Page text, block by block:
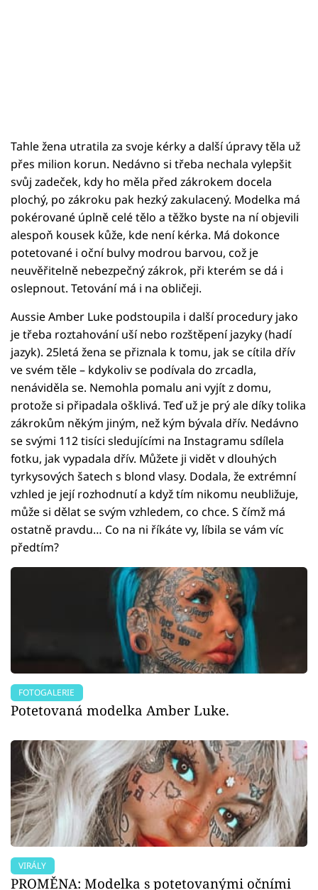
Tahle žena utratila za svoje kérky a další úpravy těla už
přes milion korun. Nedávno si třeba nechala vylepšit
svůj zadeček, kdy ho měla před zákrokem docela
plochý, po zákroku pak hezký zakulacený. Modelka má
pokérované úplně celé tělo a těžko byste na ní objevili
alespoň kousek kůže, kde není kérka. Má dokonce
potetované i oční bulvy modrou barvou, což je
neuvěřitelně nebezpečný zákrok, při kterém se dá i
oslepnout. Tetování má i na obličeji.
Aussie Amber Luke podstoupila i další procedury jako
je třeba roztahování uší nebo rozštěpení jazyky (hadí
jazyk). 25letá žena se přiznala k tomu, jak se cítila dřív
ve svém těle – kdykoliv se podívala do zrcadla,
nenáviděla se. Nemohla pomalu ani vyjít z domu,
protože si připadala ošklivá. Teď už je prý ale díky tolika
zákrokům někým jiným, než kým bývala dřív. Nedávno
se svými 112 tisíci sledujícími na Instagramu sdílela
fotku, jak vypadala dřív. Můžete ji vidět v dlouhých
tyrkysových šatech s blond vlasy. Dodala, že extrémní
vzhled je její rozhodnutí a když tím nikomu neubližuje,
může si dělat se svým vzhledem, co chce. S čímž má
ostatně pravdu… Co na ni říkáte vy, líbila se vám víc
předtím?
FOTOGALERIE
Potetovaná modelka Amber Luke.
VIRÁLY
PROMĚNA: Modelka s potetovanými očními